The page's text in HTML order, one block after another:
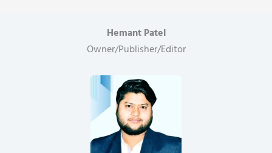
Hemant Patel
Owner/Publisher/Editor